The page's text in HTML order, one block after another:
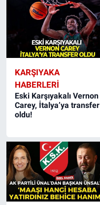
KARŞIYAKA
HABERLERI
Eski Karşıyakalı Vernon
Carey, İtalya’ya transfer
oldu!